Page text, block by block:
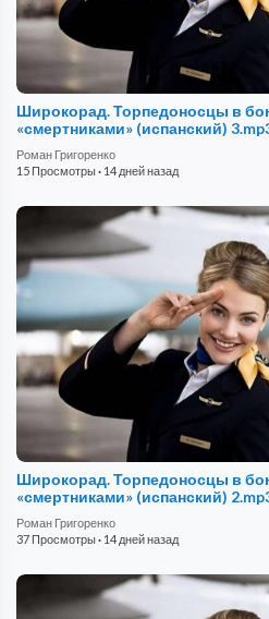
Широкорад. Торпедоносцы в
«смертниками» (испанский)
Роман Григоренко
15 Просмотры· 14 дней назад
Широкорад. Торпедоносцы в
«смертниками» (испанский)
Роман Григоренко
37 Просмотры· 14 дней назад